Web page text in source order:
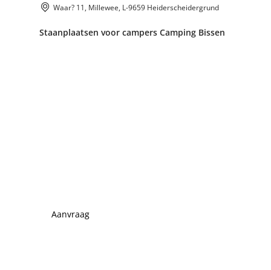
Waar? 11, Millewee, L-9659 Heiderscheidergrund
Staanplaatsen voor campers Camping Bissen
Aanvraag